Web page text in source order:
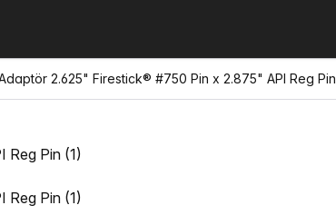
2.625" Firestick® #750 Pin x 2.875" API Reg Pin